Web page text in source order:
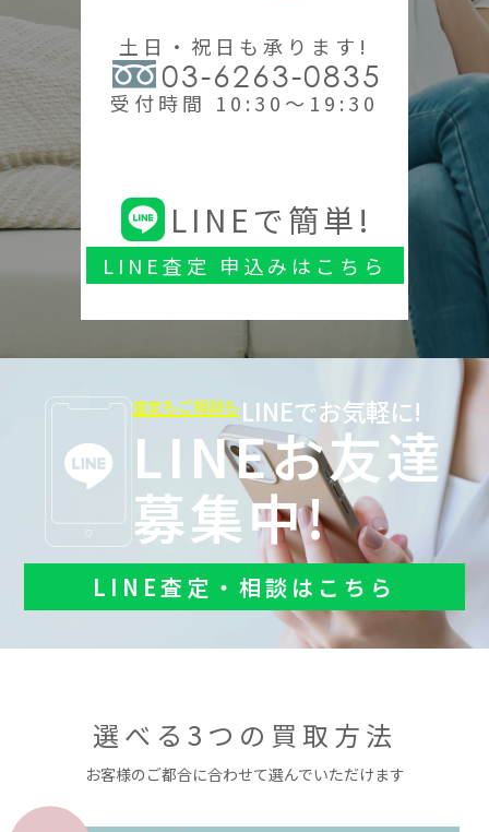
土日・祝日も承ります!
03-6263-0835
受付時間 10:30～19:30
LINEで簡単!
LINE査定 申込みはこちら
査定もご相談も LINEでお気軽に!
LINEお友達
募集中!
LINE査定・相談はこちら
選べる3つの買取方法
お客様のご都合に合わせて選んでいただけます